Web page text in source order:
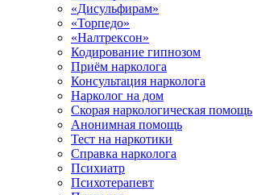
«Дисульфирам»
«Торпедо»
«Налтрексон»
Кодирование гипнозом
Приём нарколога
Консультация нарколога
Нарколог на дом
Скорая наркологическая помощь
Анонимная помощь
Тест на наркотики
Справка нарколога
Психиатр
Психотерапевт